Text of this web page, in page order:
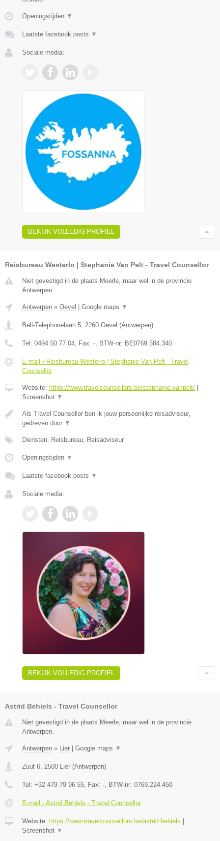
Openingstijden ▼
Laatste facebook posts ▼
Sociale media:
BEKIJK VOLLEDIG PROFIEL
Reisbureau Westerlo | Stephanie Van Pelt - Travel Counsellor
Niet gevestigd in de plaats Meerle, maar wel in de provincie
Antwerpen.
Antwerpen » Oevel Google maps ▼
Bell-Telephonelaan 5 2260 Oevel (Antwerpen)
Tel: 0494 50 77 04 , Fax: - , BTW-nr: BE0769.584.340
E-mail › Reisbureau Westerlo | Stephanie Van Pelt - Travel
Counsellor
Website: https://www.travelcounsellors.be/stephanie.vanpelt/
Screenshot ▼
Als Travel Counsellor ben ik jouw persoonlijke reisadviseur,
gedreven door ▼
Diensten: Reisbureau, Reisadviseur
Openingstijden ▼
Laatste facebook posts ▼
Sociale media:
BEKIJK VOLLEDIG PROFIEL
Astrid Behiels - Travel Counsellor
Niet gevestigd in de plaats Meerle, maar wel in de provincie
Antwerpen.
Antwerpen » Lier Google maps ▼
Zuut 6 2500 Lier (Antwerpen)
Tel: +32 479 79 96 55 , Fax: - , BTW-nr: 0769.224.450
E-mail › Astrid Behiels - Travel Counsellor
Website: https://www.travelcounsellors.be/astrid.behiels
Screenshot ▼